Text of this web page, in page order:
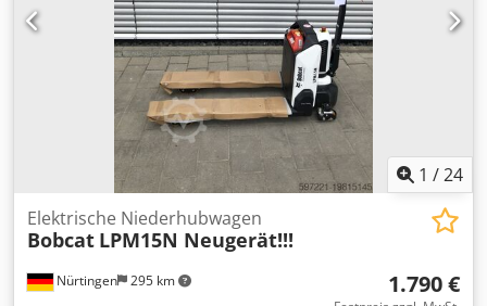
1 /24
Nürtingen 295 km
Elektrische Niederhubwagen
Bobcat LPM15N Neugerät!!!
1.790 €